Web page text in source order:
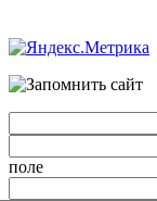
поле